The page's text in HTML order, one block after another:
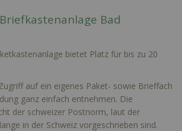
Bad
bietet Platz für bis zu 20
auf ein eigenes Paket- sowie Brieffach
ganz einfach entnehmen. Die
der schweizer Postnorm, laut der
in der Schweiz vorgeschrieben sind.